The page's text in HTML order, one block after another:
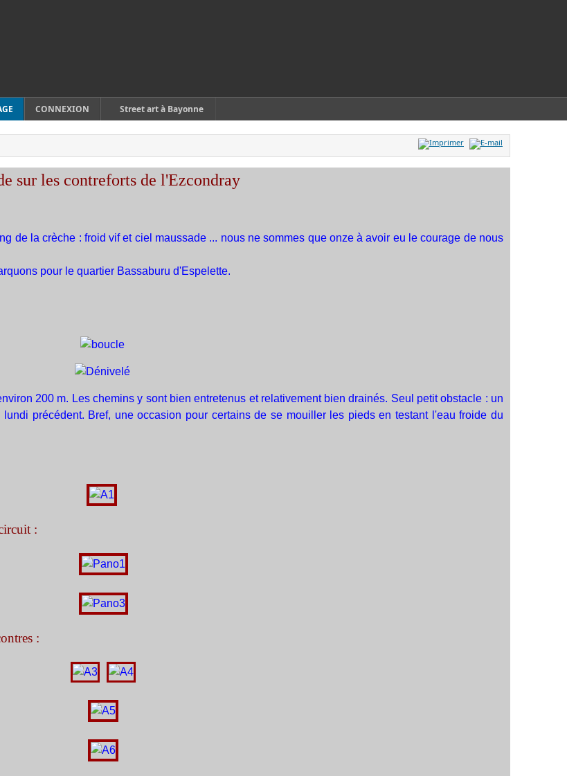
CONNEXION Street art à Bayonne
sur les contreforts de l'Ezcondray
de la crèche : froid vif et ciel maussade ... nous ne sommes que onze à avoir eu le courage de nous
pour le quartier Bassaburu d'Espelette.
200 m. Les chemins y sont bien entretenus et relativement bien drainés. Seul petit obstacle : un
précédent. Bref, une occasion pour certains de se mouiller les pieds en testant l'eau froide du
:
: